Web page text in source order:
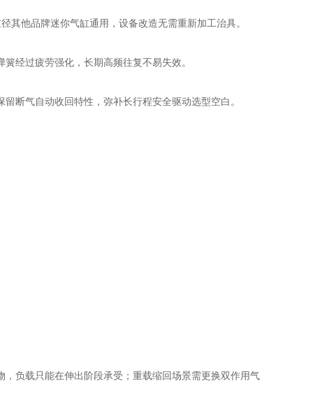
其他品牌迷你气缸通用，设备改造无需重新加工治具。
经过疲劳强化，长期高频往复不易失效。
断气自动收回特性，弥补长行程安全驱动选型空白。
负载只能在伸出阶段承受；重载缩回场景需更换双作用气